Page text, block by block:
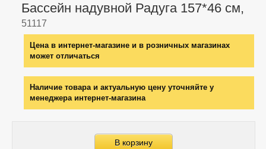
Бассейн надувной Радуга 157*46 см,
51117
Цена в интернет-магазине и в розничных магазинах
может отличаться
Наличие товара и актуальную цену уточняйте у
менеджера интернет-магазина
В корзину